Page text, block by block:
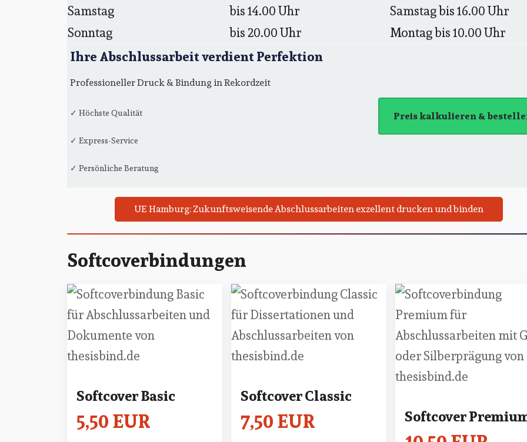
Samstag
bis 14.00 Uhr
Samstag bis 16.00 Uhr
Sonntag
bis 20.00 Uhr Montag bis 10.00 Uhr
Ihre Abschlussarbeit verdient Perfektion
Professioneller Druck & Bindung in Rekordzeit
✓ Höchste Qualität
✓ Express-Service
✓ Persönliche Beratung
Preis kalkulieren &
UE Hamburg: Zukunftsweisende Abschlussarbeiten exzellent drucken und binden
Softcoverbindungen
Softcover Basic
5,50 EUR
Softcover Classic
7,50 EUR Softcover